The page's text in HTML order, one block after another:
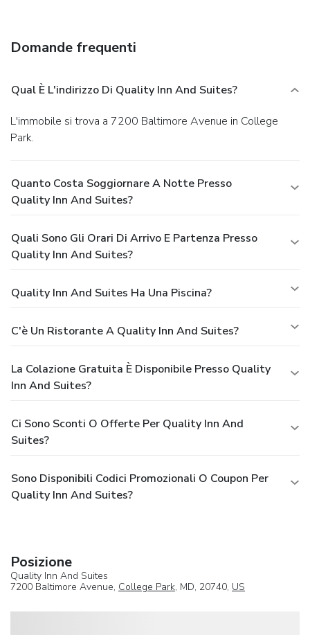
the lobby, dry cleaning/laundry services, and a 24-hour front
Domande frequenti
Qual È L'indirizzo Di Quality Inn And Suites?
L'immobile si trova a 7200 Baltimore Avenue in College
Park.
Quanto Costa Soggiornare A Notte Presso
Quality Inn And Suites?
Quali Sono Gli Orari Di Arrivo E Partenza Presso
Quality Inn And Suites?
Quality Inn And Suites Ha Una Piscina?
C'è Un Ristorante A Quality Inn And Suites?
La Colazione Gratuita È Disponibile Presso Quality
Inn And Suites?
Ci Sono Sconti O Offerte Per Quality Inn And
Suites?
Sono Disponibili Codici Promozionali O Coupon Per
Quality Inn And Suites?
Posizione
Quality Inn And Suites
7200 Baltimore Avenue, College Park, MD, 20740, US